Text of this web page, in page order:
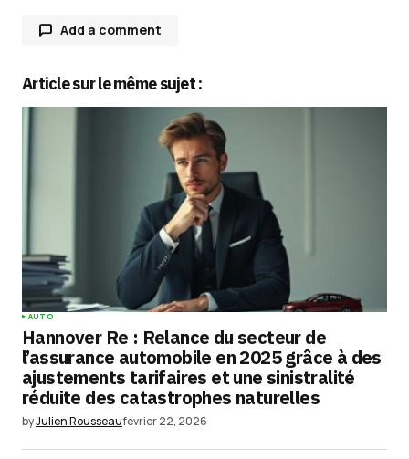
Add a comment
Votre adresse e-mail ne sera pas publiée.Les
champs obligatoires sont indiqués avec
Your Name
Your E-mail *
Enregistrer mon nom, mon e-mail et mon
site dans le navigateur pour mon prochain
commentaire.
Article sur le même sujet :
AUTO
Hannover Re : Relance du secteur de
l’assurance automobile en 2025 grâce à des
ajustements tarifaires et une sinistralité
réduite des catastrophes naturelles
byJulien Rousseaufévrier 22, 2026